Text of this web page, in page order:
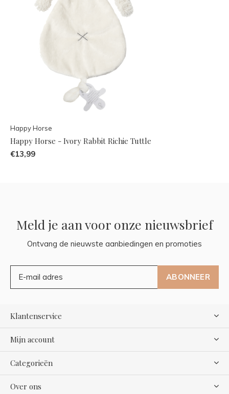
Happy Horse
Happy Horse - Ivory Rabbit Richie Tuttle
€13,99
Meld je aan voor onze nieuwsbrief
Ontvang de nieuwste aanbiedingen en promoties
ABONNEER
Klantenservice
Mijn account
Categorieën
Over ons